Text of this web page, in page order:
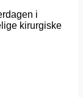
i
kirurgiske